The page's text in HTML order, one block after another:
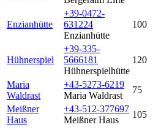
Enzianhütte
+39-0472-
631224
Enzianhütte
100
Hühnerspiel
+39-335-
5666181
Hühnerspielhütte
120
Maria
Waldrast
+43-5273-6219
Maria Waldrast
75
Meißner
Haus
+43-512-377697
Meißner Haus
105